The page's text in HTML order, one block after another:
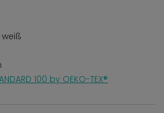
weiß
100 by OEKO-TEX®